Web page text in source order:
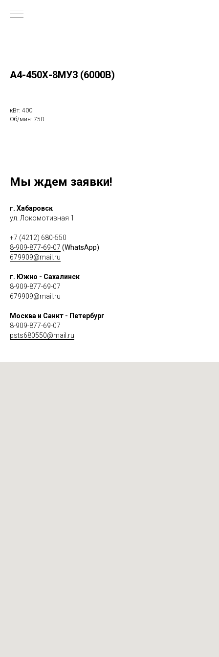
А4-450Х-8МУ3 (6000В)
кВт: 400
Об/мин: 750
Мы ждем заявки!
г. Хабаровск
ул. Локомотивная 1
+7 (4212) 680-550
8-909-877-69-07 (WhatsApp)
679909@mail.ru
г. Южно - Сахалинск
8-909-877-69-07
679909@mail.ru
Москва и Санкт - Петербург
8-909-877-69-07
psts680550@mail.ru